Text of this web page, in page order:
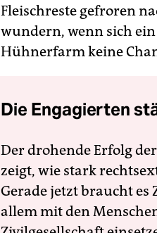
Fleischreste gefroren
wundern, wenn sich
Hühnerfarm keine
Die Engagierten
Der drohende Erfolg
zeigt, wie stark
Gerade jetzt braucht
allem mit den